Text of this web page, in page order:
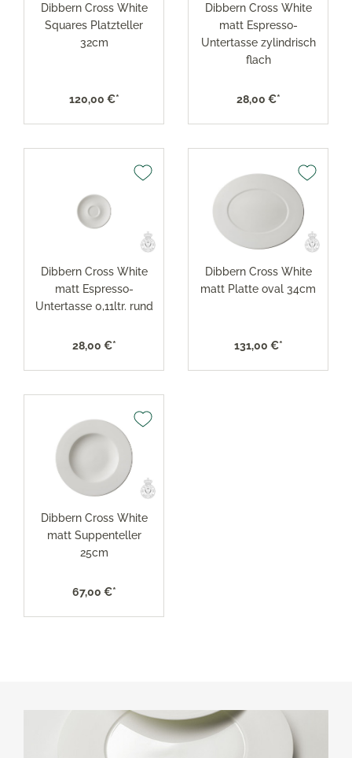
Dibbern Cross White
Squares Platzteller
32cm
120,00 €*
Dibbern Cross White
matt Espresso-
Untertasse zylindrisch
flach
28,00 €*
Dibbern Cross White
matt Espresso-
Untertasse 0,11ltr. rund
28,00 €*
Dibbern Cross White
matt Platte oval 34cm
131,00 €*
Dibbern Cross White
matt Suppenteller
25cm
67,00 €*